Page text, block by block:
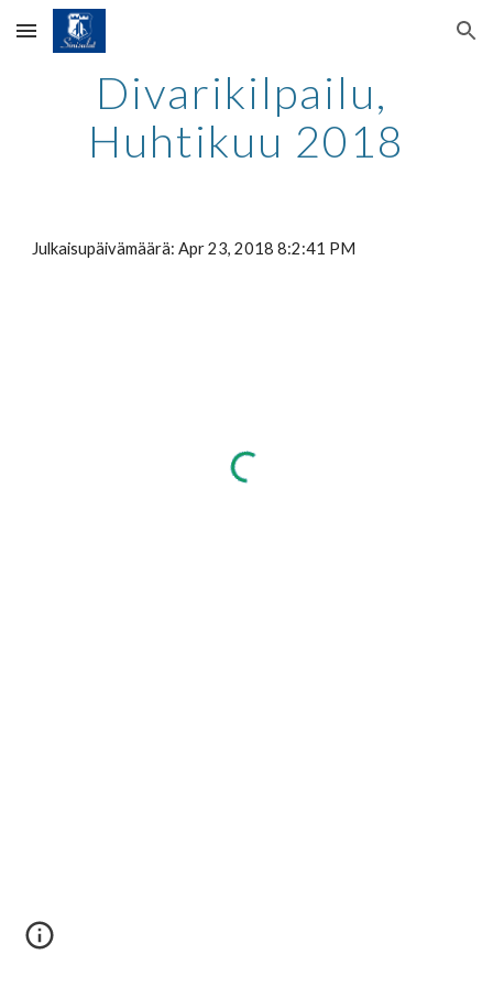
Skip to main content Skip to navigation
Divarikilpailu,
Huhtikuu 2018
Julkaisupäivämäärä: Apr 23, 2018 8:2:41 PM